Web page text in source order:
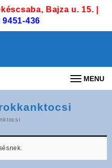
Bajza u. 15. |
9451-436
MENU